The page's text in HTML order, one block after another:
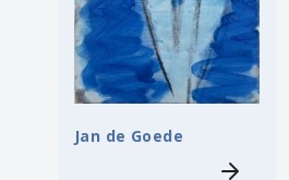
Jan de Goede